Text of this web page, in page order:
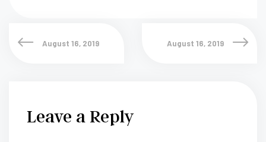
August 16, 2019 August 16, 2019
Leave a Reply